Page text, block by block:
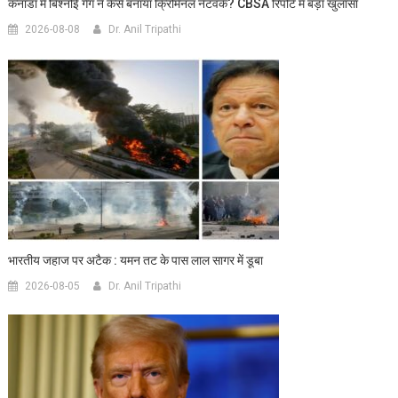
कनाडा में बिश्नोई गैंग ने कैसे बनाया क्रिमिनल नेटवर्क? CBSA रिपोर्ट में बड़ा खुलासा
2026-08-08 Dr. Anil Tripathi
भारतीय जहाज पर अटैक : यमन तट के पास लाल सागर में डूबा
2026-08-05 Dr. Anil Tripathi